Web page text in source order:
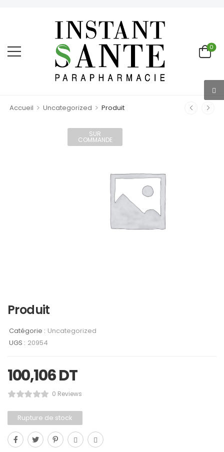
0
Accueil > Uncategorized > Produit
SUR
COMMANDE
Produit
Catégorie : Uncategorized
UGS : 20954
100,106DT
0 Reviews
Rupture de stock